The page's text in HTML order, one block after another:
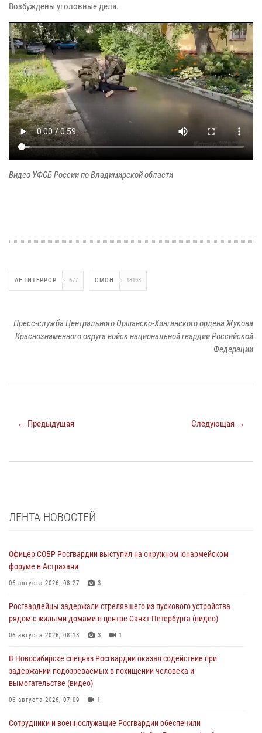
Возбуждены уголовные дела.
Видео УФСБ России по Владимирской области
АНТИТЕРРОР 677 ОМОН 13193
Пресс-служба Центрального Оршанско-Хинганского ордена Жукова
Краснознаменного округа войск национальной гвардии Российской
Федерации
← Предыдущая Следующая →
ЛЕНТА НОВОСТЕЙ
Офицер СОБР Росгвардии выступил на окружном юнармейском
форуме в Астрахани
06 августа 2026, 08:27 3
Росгвардейцы задержали стрелявшего из пускового устройства
рядом с жилыми домами в центре Санкт-Петербурга (видео)
06 августа 2026, 08:18 3 1
В Новосибирске спецназ Росгвардии оказал содействие при
задержании подозреваемых в похищении человека и
вымогательстве (видео)
06 августа 2026, 07:09 1
Сотрудники и военнослужащие Росгвардии обеспечили